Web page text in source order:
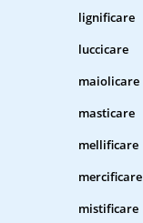
lignificare
luccicare
maiolicare
masticare
mellificare
mercificare
mistificare